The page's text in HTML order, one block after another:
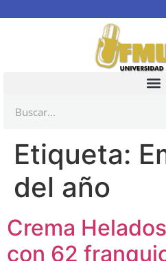
Etiqueta:
del año
Crema
con 62